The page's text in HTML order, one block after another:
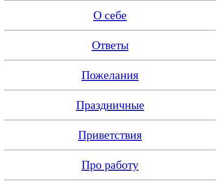
О себе
Ответы
Пожелания
Праздничные
Приветствия
Про работу